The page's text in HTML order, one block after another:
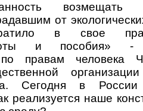
возмещать
от
в свое
и пособия» -
правам человека
Сегодня в России
реализуется наше